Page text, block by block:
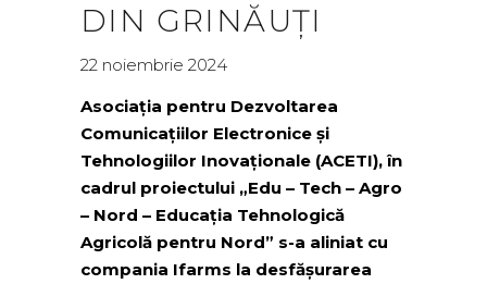
DIN GRINĂUȚI
22 noiembrie 2024
Asociația pentru Dezvoltarea
Comunicațiilor Electronice și
Tehnologiilor Inovaționale (ACETI), în
cadrul proiectului „Edu – Tech – Agro
– Nord – Educația Tehnologică
Agricolă pentru Nord” s-a aliniat cu
compania Ifarms la desfășurarea